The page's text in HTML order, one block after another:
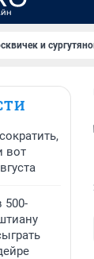
и
вот
500-